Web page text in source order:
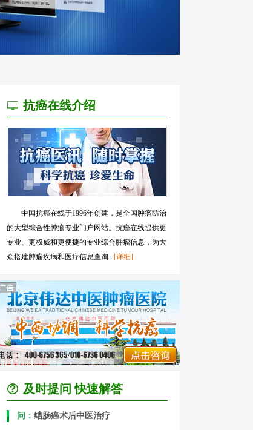
抗癌在线介绍
中国抗癌在线于1996年创建，是全国肿瘤防治
的大型综合性肿瘤专业门户网站。抗癌在线提供更
专业、更权威和更便捷的专业综合肿瘤信息，为大
众搭建肿瘤疾病和医疗信息查询...[详细]
及时提问 快速解答
问： 结肠癌术后中医治疗